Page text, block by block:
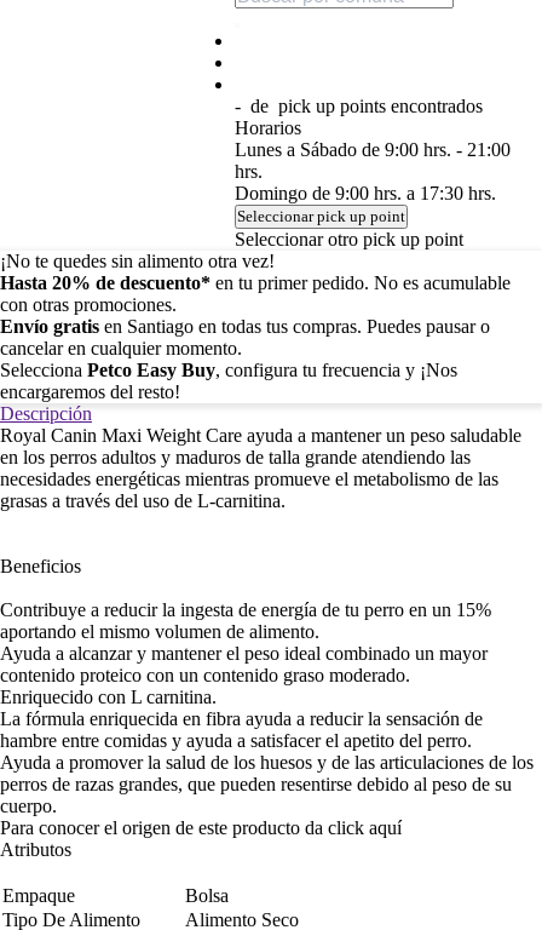
- de pick up points encontrados
Horarios
Lunes a Sábado de 9:00 hrs. - 21:00
hrs.
Domingo de 9:00 hrs. a 17:30 hrs.
Seleccionar pick up point
Seleccionar otro pick up point
¡No te quedes sin alimento otra vez!
Hasta 20% de descuento* en tu primer pedido. No es acumulable
con otras promociones.
Envío gratis en Santiago en todas tus compras. Puedes pausar o
cancelar en cualquier momento.
Selecciona Petco Easy Buy, configura tu frecuencia y ¡Nos
encargaremos del resto!
Descripción
Royal Canin Maxi Weight Care ayuda a mantener un peso saludable
en los perros adultos y maduros de talla grande atendiendo las
necesidades energéticas mientras promueve el metabolismo de las
grasas a través del uso de L-carnitina.
Beneficios
Contribuye a reducir la ingesta de energía de tu perro en un 15%
aportando el mismo volumen de alimento.
Ayuda a alcanzar y mantener el peso ideal combinado un mayor
contenido proteico con un contenido graso moderado.
Enriquecido con L carnitina.
La fórmula enriquecida en fibra ayuda a reducir la sensación de
hambre entre comidas y ayuda a satisfacer el apetito del perro.
Ayuda a promover la salud de los huesos y de las articulaciones de los
perros de razas grandes, que pueden resentirse debido al peso de su
cuerpo.
Para conocer el origen de este producto da click aquí
Atributos
Empaque
Bolsa
Tipo De Alimento
Alimento Seco